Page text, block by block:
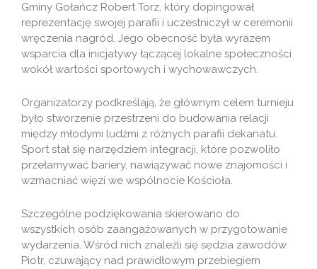
Gminy Gołańcz Robert Torz, który dopingował
reprezentację swojej parafii i uczestniczył w ceremonii
wręczenia nagród. Jego obecność była wyrazem
wsparcia dla inicjatywy łączącej lokalne społeczności
wokół wartości sportowych i wychowawczych.
Organizatorzy podkreślają, że głównym celem turnieju
było stworzenie przestrzeni do budowania relacji
między młodymi ludźmi z różnych parafii dekanatu.
Sport stał się narzędziem integracji, które pozwoliło
przełamywać bariery, nawiązywać nowe znajomości i
wzmacniać więzi we wspólnocie Kościoła.
Szczególne podziękowania skierowano do
wszystkich osób zaangażowanych w przygotowanie
wydarzenia. Wśród nich znaleźli się sędzia zawodów
Piotr, czuwający nad prawidłowym przebiegiem